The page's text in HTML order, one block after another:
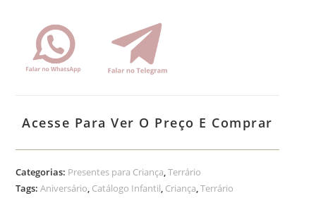
Acesse Para Ver O Preço E Comprar
Categorias: Presentes para Criança ,Terrário
Tags:Aniversário Catálogo Infantil Criança ,Terrário